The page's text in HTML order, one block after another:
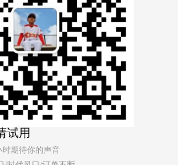
试用
时期待你的声音